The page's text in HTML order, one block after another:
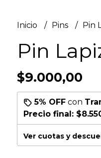
Inicio Pins Pin
Pin
$9.000,00
5% OFFcon
Precio final:
Ver cuotas y